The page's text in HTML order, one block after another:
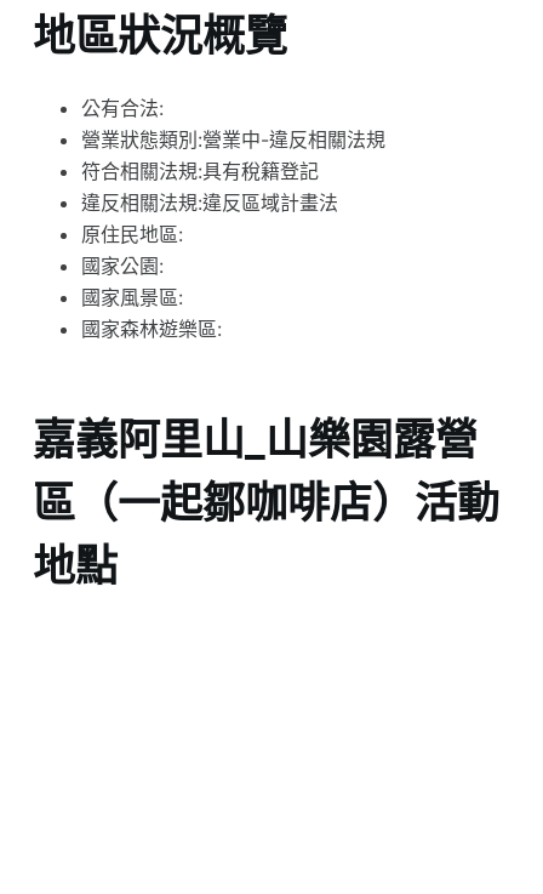
地區狀況概覽
公有合法:
營業狀態類別:營業中-違反相關法規
符合相關法規:具有稅籍登記
違反相關法規:違反區域計畫法
原住民地區:
國家公園:
國家風景區:
國家森林遊樂區:
嘉義阿里山_山樂園露營
區（一起鄒咖啡店）活動
地點